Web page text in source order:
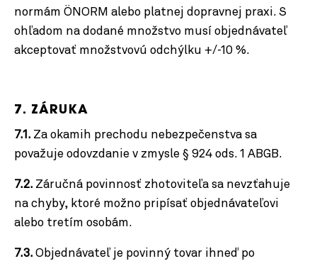
normám ÖNORM alebo platnej dopravnej praxi. S
ohľadom na dodané množstvo musí objednávateľ
akceptovať množstvovú odchýlku +/-10 %.
7. ZÁRUKA
7.1. Za okamih prechodu nebezpečenstva sa
považuje odovzdanie v zmysle § 924 ods. 1 ABGB.
7.2. Záručná povinnosť zhotoviteľa sa nevzťahuje
na chyby, ktoré možno pripísať objednávateľovi
alebo tretím osobám.
7.3. Objednávateľ je povinný tovar ihneď po